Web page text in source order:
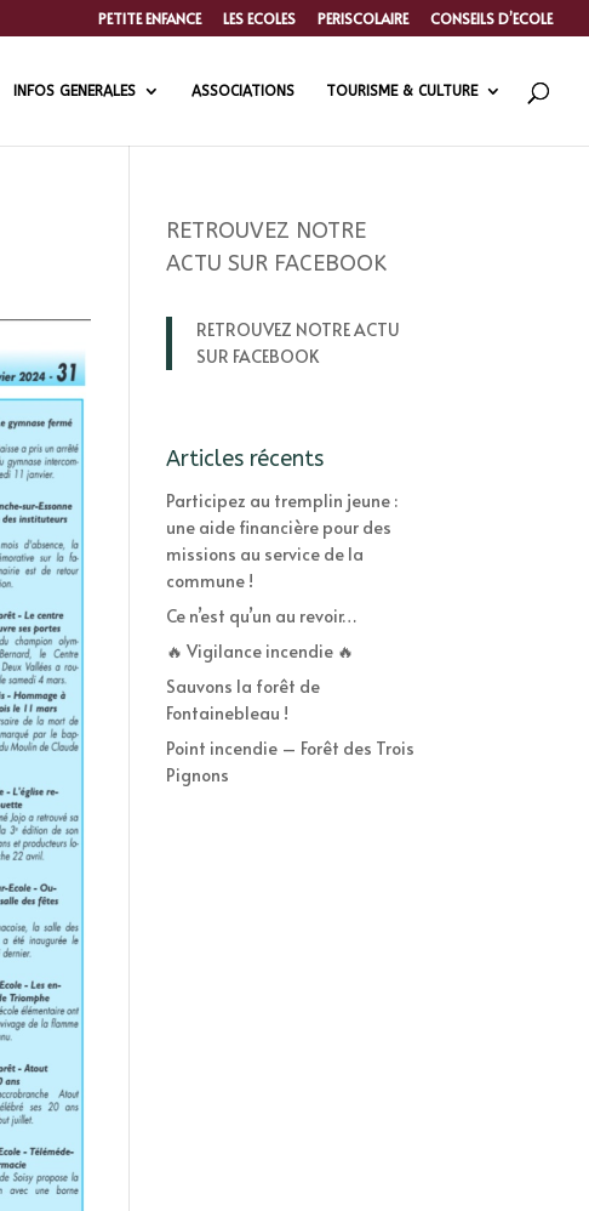
PETITE ENFANCE LES ECOLES PERISCOLAIRE CONSEILS D’ECOLE
INFOS GENERALES ASSOCIATIONS TOURISME & CULTURE
RETROUVEZ NOTRE
ACTU SUR FACEBOOK
RETROUVEZ NOTRE ACTU
SUR FACEBOOK
Articles récents
Participez au tremplin jeune :
une aide financière pour des
missions au service de la
commune !
Ce n’est qu’un au revoir…
🔥 Vigilance incendie 🔥
Sauvons la forêt de
Fontainebleau !
Point incendie – Forêt des Trois
Pignons